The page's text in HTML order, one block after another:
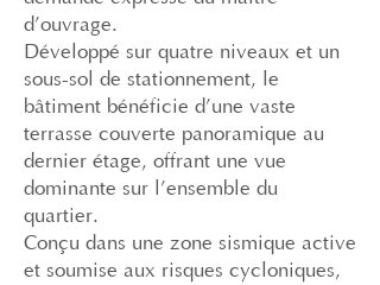
d’ouvrage.
Développé sur quatre niveaux et un
sous-sol de stationnement, le
bâtiment bénéficie d’une vaste
terrasse couverte panoramique au
dernier étage, offrant une vue
dominante sur l’ensemble du
quartier.
Conçu dans une zone sismique active
et soumise aux risques cycloniques,